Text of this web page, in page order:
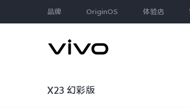
品牌 OriginOS 体验店
X23 幻彩版